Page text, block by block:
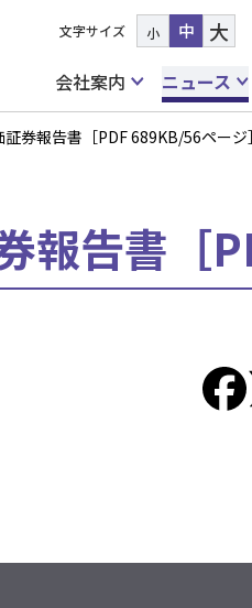
文字サイズ 小 中 大
会社案内
ニュース
券報告書［PDF 689KB/56ページ］
報告書［